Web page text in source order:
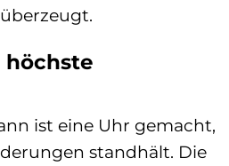
ist eine Uhr gemacht,
standhält. Die